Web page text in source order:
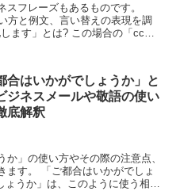
フレーズもあるものです。
方と例文、言い替えの表現を調
ます」とは? この場合の「cc」
合はいかがでしょうか」と
ジネスメールや敬語の使い
底解釈
」の使い方やその際の注意点、
ます。 「ご都合はいかがでしょ
ょうか」は、このように使う相手